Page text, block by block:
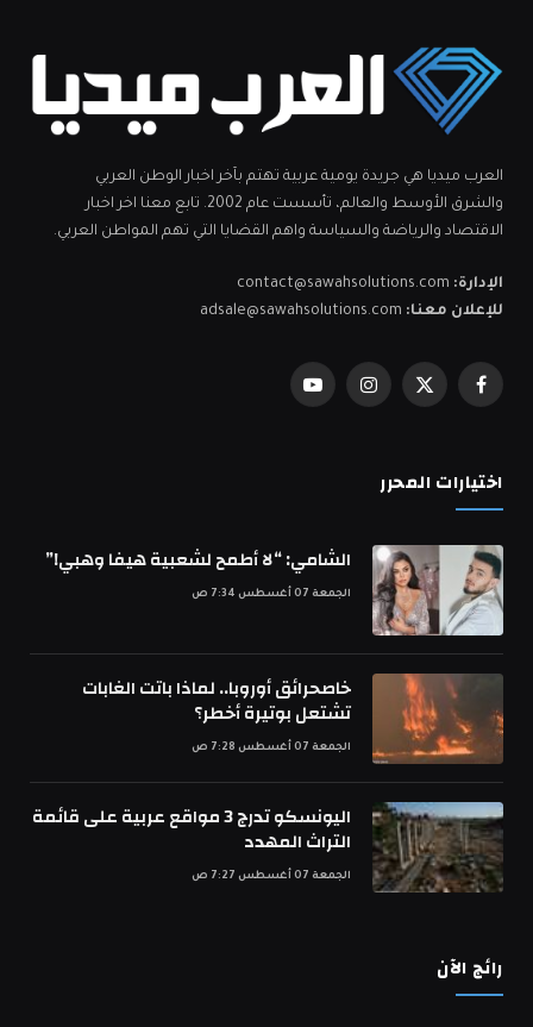
العرب ميديا هي جريدة يومية عربية تهتم بآخر اخبار الوطن العربي
والشرق الأوسط والعالم، تأسست عام 2002. تابع معنا اخر اخبار
الاقتصاد والرياضة والسياسة واهم القضايا التي تهم المواطن العربي.
الإدارة: contact@sawahsolutions.com
للإعلان معنا: adsale@sawahsolutions.com
فيسبوكX
الانستغراميوتيوب
اختيارات المحرر
الشامي: “لا أطمح لشعبية هيفا وهبي!”
الجمعة 07 أغسطس 7:34 ص
خاصحرائق أوروبا.. لماذا باتت الغابات
تشتعل بوتيرة أخطر؟
الجمعة 07 أغسطس 7:28 ص
اليونسكو تدرج 3 مواقع عربية على قائمة
التراث المهدد
الجمعة 07 أغسطس 7:27 ص
رائج الآن